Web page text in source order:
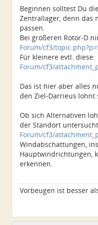
Beginnen solltest Du
Zentrallager, denn das
passen.
Bei größeren Rotor-D
Forum/cf3/
Für kleinere evtl. diese:
Forum/cf3/
Das ist hier aber alles
den Ziel-Darrieus lohnt
Ob sich Alternativen
der Standort
Forum/cf3/
Windabschattungen,
Hauptwindrichtungen,
erkennen.
Vorbeugen ist besser